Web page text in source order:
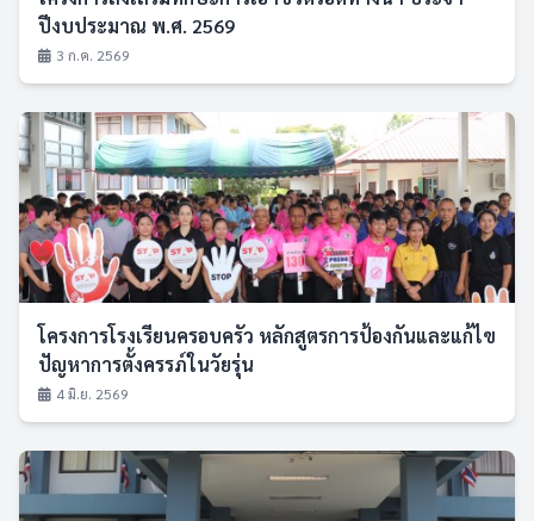
ปีงบประมาณ พ.ศ. 2569
3 ก.ค. 2569
โครงการโรงเรียนครอบครัว หลักสูตรการป้องกันและแก้ไข
ปัญหาการตั้งครรภ์ในวัยรุ่น
4 มิ.ย. 2569